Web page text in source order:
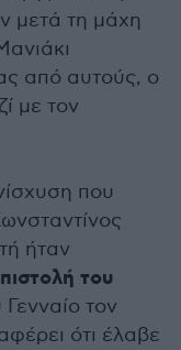
μετά τη μάχη
από αυτούς, ο
με τον
που
ήταν
του
τον
ότι έλαβε